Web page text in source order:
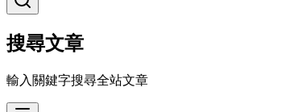
搜尋文章
輸入關鍵字搜尋全站文章